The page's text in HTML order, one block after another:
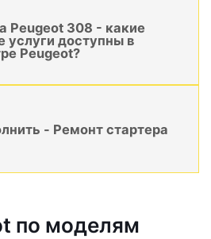
Peugeot 308 - какие
услуги доступны в
Peugeot?
- Ремонт стартера
по моделям